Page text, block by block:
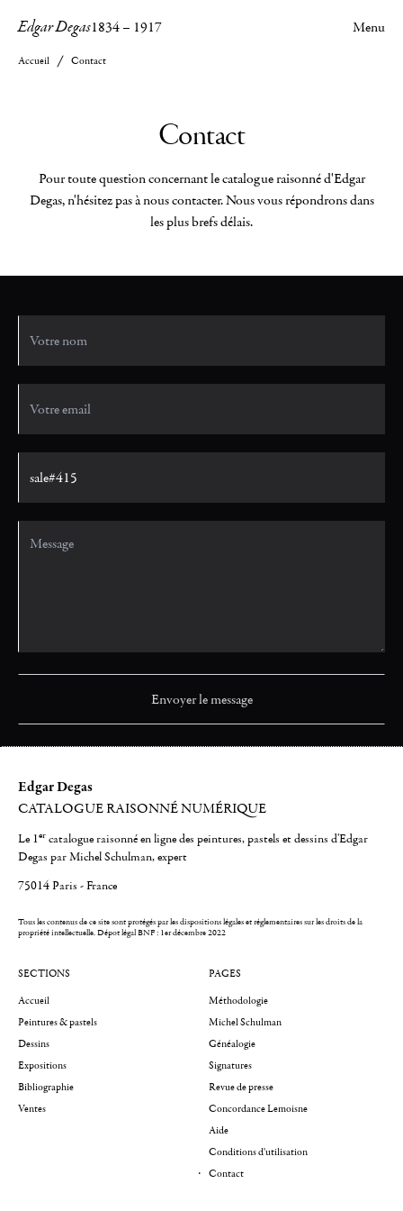
Edgar Degas1834– 1917 Menu
Accueil Contact
Contact
Pour toute question concernant le catalogue raisonné d'Edgar
Degas, n'hésitez pas à nous contacter. Nous vous répondrons dans
les plus brefs délais.
Edgar Degas
CATALOGUE RAISONNÉ NUMÉRIQUE
Le 1er catalogue raisonné en ligne des peintures, pastels et dessins d'Edgar
Degas par Michel Schulman, expert
75014 Paris - France
Tous les contenus de ce site sont protégés par les dispositions légales et réglementaires sur les droits de la
propriété intellectuelle.Dépot légal BNF : 1er décembre 2022
SECTIONS
Accueil
Peintures & pastels
Dessins
Expositions
Bibliographie
Ventes
PAGES
Méthodologie
Michel Schulman
Généalogie
Signatures
Revue de presse
Concordance Lemoisne
Aide
Conditions d'utilisation
Contact